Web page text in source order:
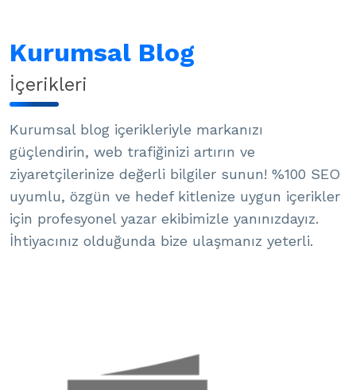
Kurumsal Blog
İçerikleri
Kurumsal blog içerikleriyle markanızı
güçlendirin, web trafiğinizi artırın ve
ziyaretçilerinize değerli bilgiler sunun! %100 SEO
uyumlu, özgün ve hedef kitlenize uygun içerikler
için profesyonel yazar ekibimizle yanınızdayız.
İhtiyacınız olduğunda bize ulaşmanız yeterli.